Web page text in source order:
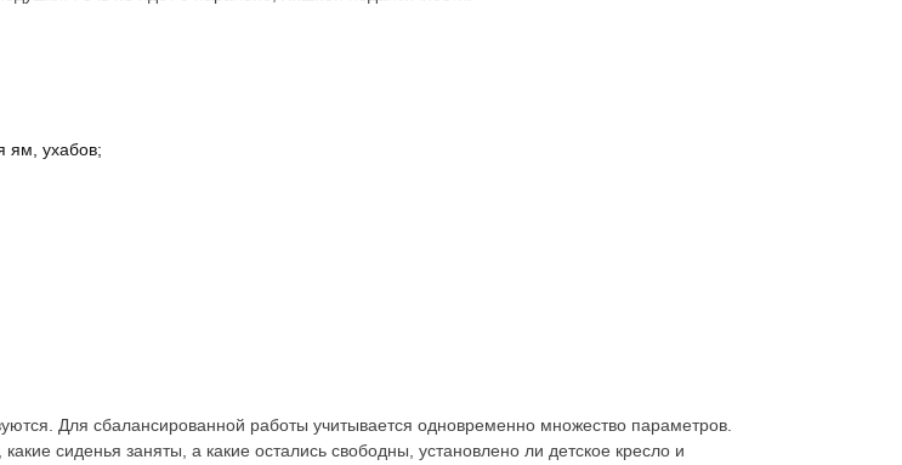
ям, ухабов;
Для сбалансированной работы учитывается одновременно множество параметров.
сиденья заняты, а какие остались свободны, установлено ли детское кресло и